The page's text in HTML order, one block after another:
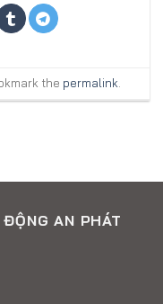
the permalink
AN PHÁT